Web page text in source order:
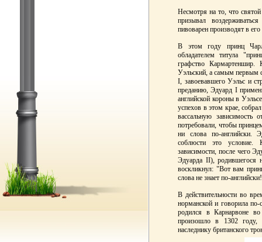
Несмотря на то, что
призывал
пивоварен производят в
В этом году принц
обладателем титула
графство
Уэльский, а самым первым
I, завоевавшего Уэльс и
преданию, Эдуард I
английской короны в
успехов в этом крае,
вассальную зависимость
потребовали, чтобы
ни слова по-английски.
соблюсти это условие.
зависимости, после чего
Эдуарда II), родившегося
воскликнул: "Вот вам
слова не знает по-
В действительности во
норманской и говорила по-
родился в Карнарвоне
произошло в 1302 году,
наследнику британского